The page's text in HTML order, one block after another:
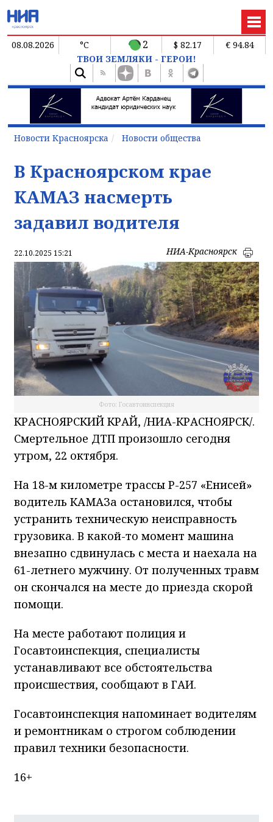
08.08.2026 °C 2 $ 82.17
€ 94.84
ТВОИ ЗЕМЛЯКИ - ГЕРОИ!
Новости Красноярска Новости общества
В Красноярском крае
КАМАЗ насмерть
задавил водителя
22.10.2025 15:21 НИА-Красноярск
Фото: Госавтоинспекция
КРАСНОЯРСКИЙ КРАЙ, /НИА-КРАСНОЯРСК/.
Смертельное ДТП произошло сегодня
утром, 22 октября.
На 18-м километре трассы Р-257 «Енисей»
водитель КАМАЗа остановился, чтобы
устранить техническую неисправность
грузовика. В какой-то момент машина
внезапно сдвинулась с места и наехала на
61-летнего мужчину. От полученных травм
он скончался на месте до приезда скорой
помощи.
На месте работают полиция и
Госавтоинспекция, специалисты
устанавливают все обстоятельства
происшествия, сообщают в ГАИ.
Госавтоинспекция напоминает водителям
и ремонтникам о строгом соблюдении
правил техники безопасности.
16+